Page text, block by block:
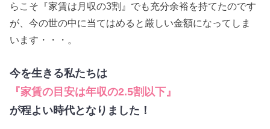
らこそ『家賃は月収の3割』でも充分余裕を持てたのです
が、今の世の中に当てはめると厳しい金額になってしま
います・・・。
今を生きる私たちは
『家賃の目安は年収の2.5割以下』
が程よい時代となりました！